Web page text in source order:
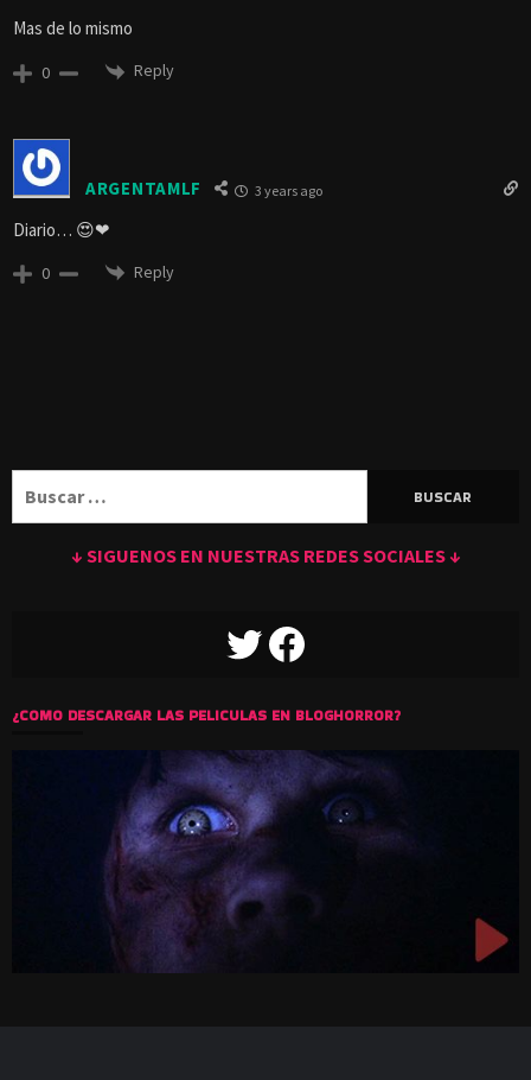
Mas de lo mismo
0 Reply
ARGENTAMLF 3 years ago
Diario… 😍❤
0 Reply
↓ SIGUENOS EN NUESTRAS REDES SOCIALES ↓
TWITTERFACEBOOK
¿COMO DESCARGAR LAS PELICULAS EN BLOGHORROR?